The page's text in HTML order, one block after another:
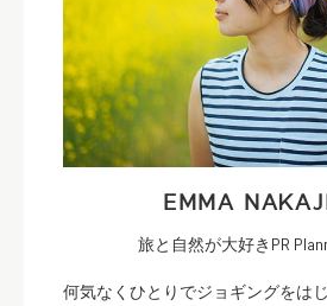
EMMA
旅と自然が大好きPR
何気なくひとりでジョギングをは